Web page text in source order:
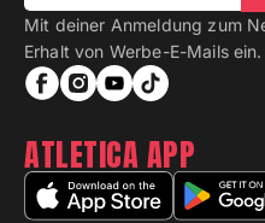
Mit deiner Anmeldung zum
Erhalt von Werbe-E-Mails ein.
ATLETICA APP